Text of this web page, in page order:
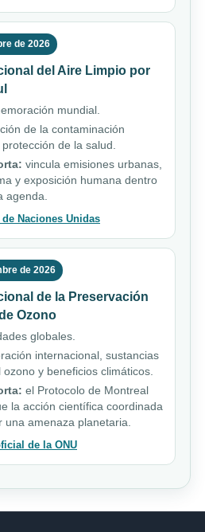
de 2026
del Aire Limpio por
mundial.
de la contaminación
de la salud.
vincula emisiones urbanas,
y exposición humana dentro
agenda.
Naciones Unidas
de 2026
de la Preservación
Ozono
globales.
internacional, sustancias
y beneficios climáticos.
el Protocolo de Montreal
la acción científica coordinada
una amenaza planetaria.
de la ONU